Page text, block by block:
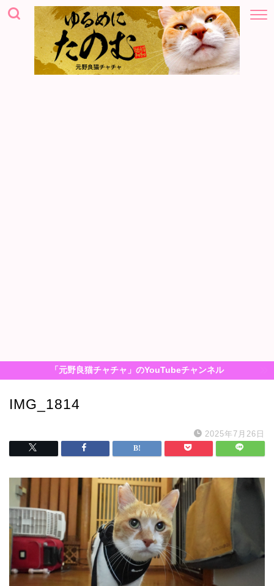
「元野良猫チャチャ」のYouTubeチャンネル
IMG_1814
2025年7月26日